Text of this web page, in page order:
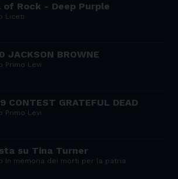
of Rock - Deep Purple
Liceti
JACKSON BROWNE
Primo Levi
CONTEST GRATEFUL DEAD
Primo Levi
su Tina Turner
In memoria dei morti per la patria